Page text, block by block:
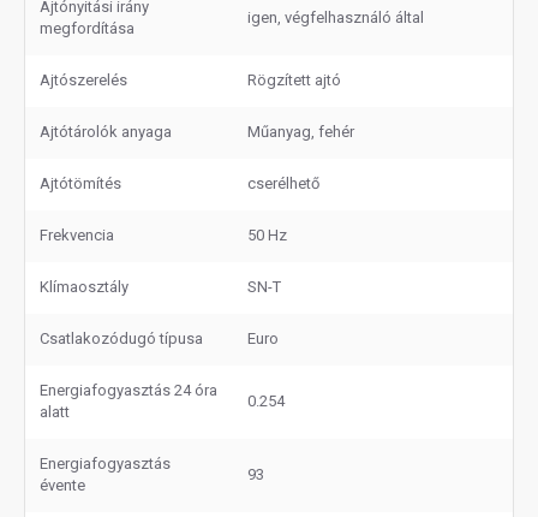
Ajtónyitási irány
megfordítása
igen, végfelhasználó által
Ajtószerelés Rögzített ajtó
Ajtótárolók anyaga Műanyag, fehér
Ajtótömítés cserélhető
Frekvencia 50 Hz
Klímaosztály SN-T
Csatlakozódugó típusa Euro
Energiafogyasztás 24 óra
alatt
0.254
Energiafogyasztás
évente
93